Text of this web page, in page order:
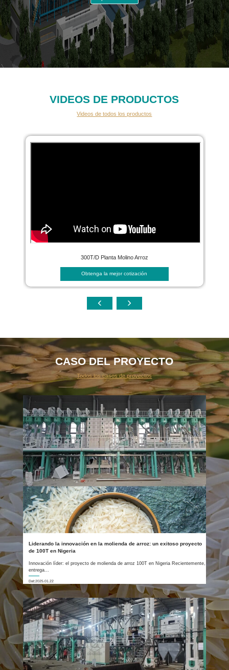
VIDEOS DE PRODUCTOS
Videos de todos los productos
300T/D Planta Molino Arroz
Obtenga la mejor cotización
CASO DEL PROYECTO
Todos los casos de proyectos
Liderando la innovación en la molienda de arroz: un exitoso proyecto
de 100T en Nigeria
Innovación líder: el proyecto de molienda de arroz 100T en Nigeria Recientemente,
entrega...
Dat:2025.01.22